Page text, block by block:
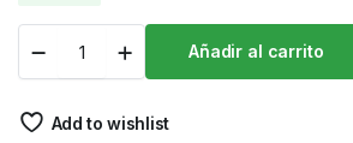
Añadir al carrito
Add to wishlist